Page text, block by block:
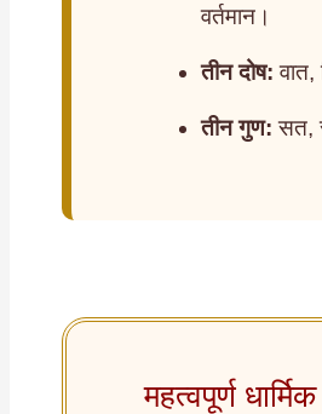
वर्तमान।
तीन दोष:
तीन गुण: सत,
महत्वपूर्ण